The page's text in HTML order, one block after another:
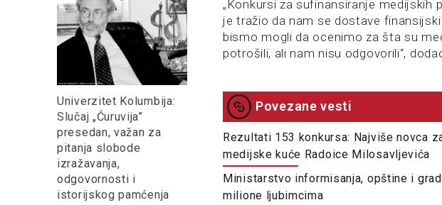
Univerzitet Kolumbija:
Slučaj „Ćuruvija”
presedan, važan za
pitanja slobode
izražavanja,
odgovornosti i
istorijskog pamćenja
„Konkursi za sufinansiranje
je tražio da nam se dostave
bismo mogli da ocenimo za šta su
potrošili, ali nam nisu odgovorili“,
Povezane vesti
Rezultati 153 konkursa: Najviše novca
medijske kuće Radoice Milosavljevića
Ministarstvo informisanja, opštine i
milione ljubimcima